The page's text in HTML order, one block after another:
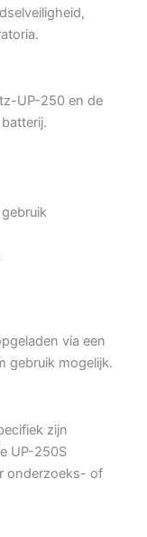
UP-250 en de
via een
gebruik mogelijk.
zijn
UP-250S
onderzoeks- of